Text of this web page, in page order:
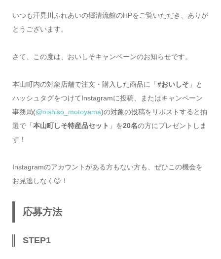
いつも汗見川ふれあいの郷清流館のHPをご覧いただき、ありが
とうございます。
さて、この度は、おいしそキャンペーンのお知らせです。
本山町内の対象店舗で注文・購入した商品に「 #おいしそ」と
ハッシュタグをつけてInstagramに投稿、またはキャンペーン
事務局(@oishiso_motoyama)の対象の投稿をリポストすると抽
選で「 本山町しそ特産品セット 」を20名の方にプレゼントしま
す！
Instagramのアカウントがある方もない方も、ぜひこの機会を
お見逃しなく😊！
応募方法
STEP1